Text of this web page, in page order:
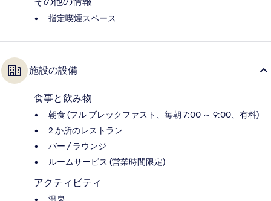
指定喫煙スペース
施設の設備
食事と飲み物
朝食 (フル ブレックファスト、毎朝 7:00 ～ 9:00、有料)
2 か所のレストラン
バー / ラウンジ
ルームサービス (営業時間限定)
アクティビティ